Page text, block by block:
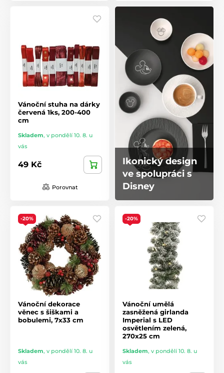
Vánoční stuha na dárky
červená 1ks, 200-400
cm
Skladem, v pondělí 10. 8. u
vás
49 Kč
Porovnat
Ikonický design
ve spolupráci s
Disney
-20%
Vánoční dekorace
věnec s šiškami a
bobulemi, 7x33 cm
Skladem, v pondělí 10. 8. u
vás
-20%
Vánoční umělá
zasněžená girlanda
Imperial s LED
osvětlením zelená,
270x25 cm
Skladem, v pondělí 10. 8. u
vás